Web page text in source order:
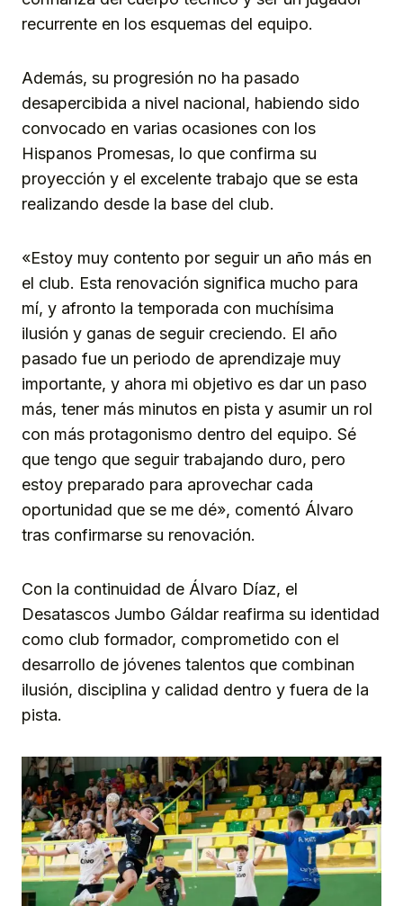
recurrente en los esquemas del equipo.
Además, su progresión no ha pasado
desapercibida a nivel nacional, habiendo sido
convocado en varias ocasiones con los
Hispanos Promesas, lo que confirma su
proyección y el excelente trabajo que se esta
realizando desde la base del club.
«Estoy muy contento por seguir un año más en
el club. Esta renovación significa mucho para
mí, y afronto la temporada con muchísima
ilusión y ganas de seguir creciendo. El año
pasado fue un periodo de aprendizaje muy
importante, y ahora mi objetivo es dar un paso
más, tener más minutos en pista y asumir un rol
con más protagonismo dentro del equipo. Sé
que tengo que seguir trabajando duro, pero
estoy preparado para aprovechar cada
oportunidad que se me dé», comentó Álvaro
tras confirmarse su renovación.
Con la continuidad de Álvaro Díaz, el
Desatascos Jumbo Gáldar reafirma su identidad
como club formador, comprometido con el
desarrollo de jóvenes talentos que combinan
ilusión, disciplina y calidad dentro y fuera de la
pista.